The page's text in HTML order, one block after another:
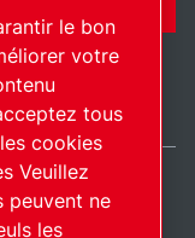
Copyright.
le bon
votre
tous
cookies
Veuillez
peuvent ne
les